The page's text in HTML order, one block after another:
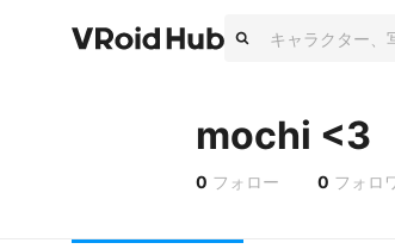
mochi <3
0 フォロー 0 フォロ